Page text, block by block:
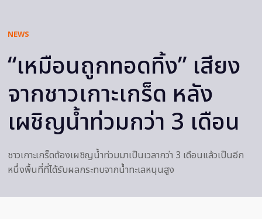
NEWS
“เหมือนถูกทอดทิ้ง” เสียง
จากชาวเกาะเกร็ด หลัง
เผชิญน้ำท่วมกว่า 3 เดือน
ชาวเกาะเกร็ดต้องเผชิญน้ำท่วมมาเป็นเวลากว่า 3 เดือนแล้วเป็นอีก
หนึ่งพื้นที่ที่ได้รับผลกระทบจากน้ำทะเลหนุนสูง